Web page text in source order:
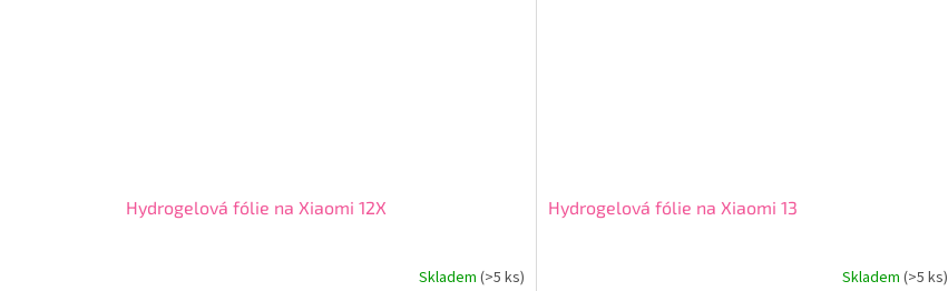
Hydrogelová fólie na Xiaomi 12X
Skladem(>5 ks)
Hydrogelová fólie na Xiaomi 13
Skladem (>5 ks)